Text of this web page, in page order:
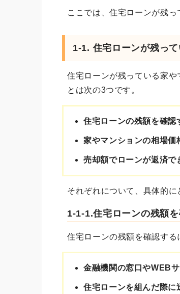
ここでは、住宅ローンが残
1-1. 住宅ローンが残っ
住宅ローンが残っている家
とは次の3つです。
住宅ローンの残額を確認
家やマンションの相場価
売却額でローンが返済で
それぞれについて、具体的に
1-1-1.住宅ローンの残額
住宅ローンの残額を確認する
金融機関の窓口やWEB
住宅ローンを組んだ際に